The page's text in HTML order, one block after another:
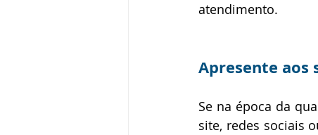
atendimento.
Apresente aos
Se na época da
site, redes sociais